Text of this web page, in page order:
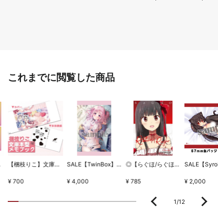
これまでに閲覧した商品
セット 【梱枝りこ】文庫本型メモブック・「すいーとほいっぷ」限定版表紙
¥ 700
SALE【TwinBox】WSB1タペストリー・放課後の保健室
¥ 4,000
◎【らぐほ/らぐほのえりか】リボン
¥ 785 ¥ 2,000
1 /12